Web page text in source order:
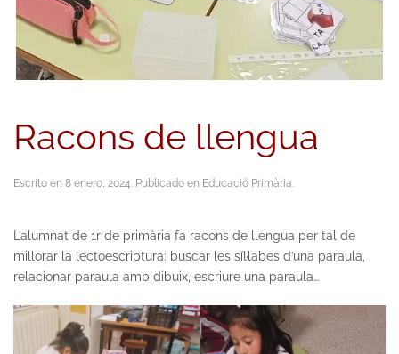
Racons de llengua
Escrito en 8 enero, 2024. Publicado en Educació Primària.
L’alumnat de 1r de primària fa racons de llengua per tal de
millorar la lectoescriptura: buscar les síl·labes d’una paraula,
relacionar paraula amb dibuix, escriure una paraula…